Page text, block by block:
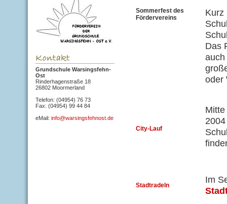
Grundschule Warsingsfehn-
Ost
Rinderhagenstraße 18
26802 Moormerland
Telefon: (04954) 76 73
Fax: (04954) 99 44 84
eMail: info@warsingsfehnost.de
Sommerfest des
Fördervereins
Kurz
Das
oder
City-Lauf
Stadtradeln
Im